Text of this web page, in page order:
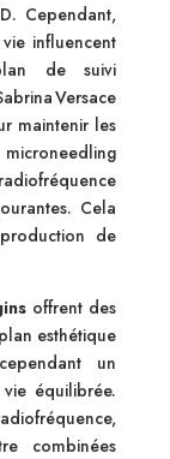
Cependant,
influencent
de suivi
Versace
maintenir les
Cela
de
offrent des
esthétique
un
équilibrée.
combinées